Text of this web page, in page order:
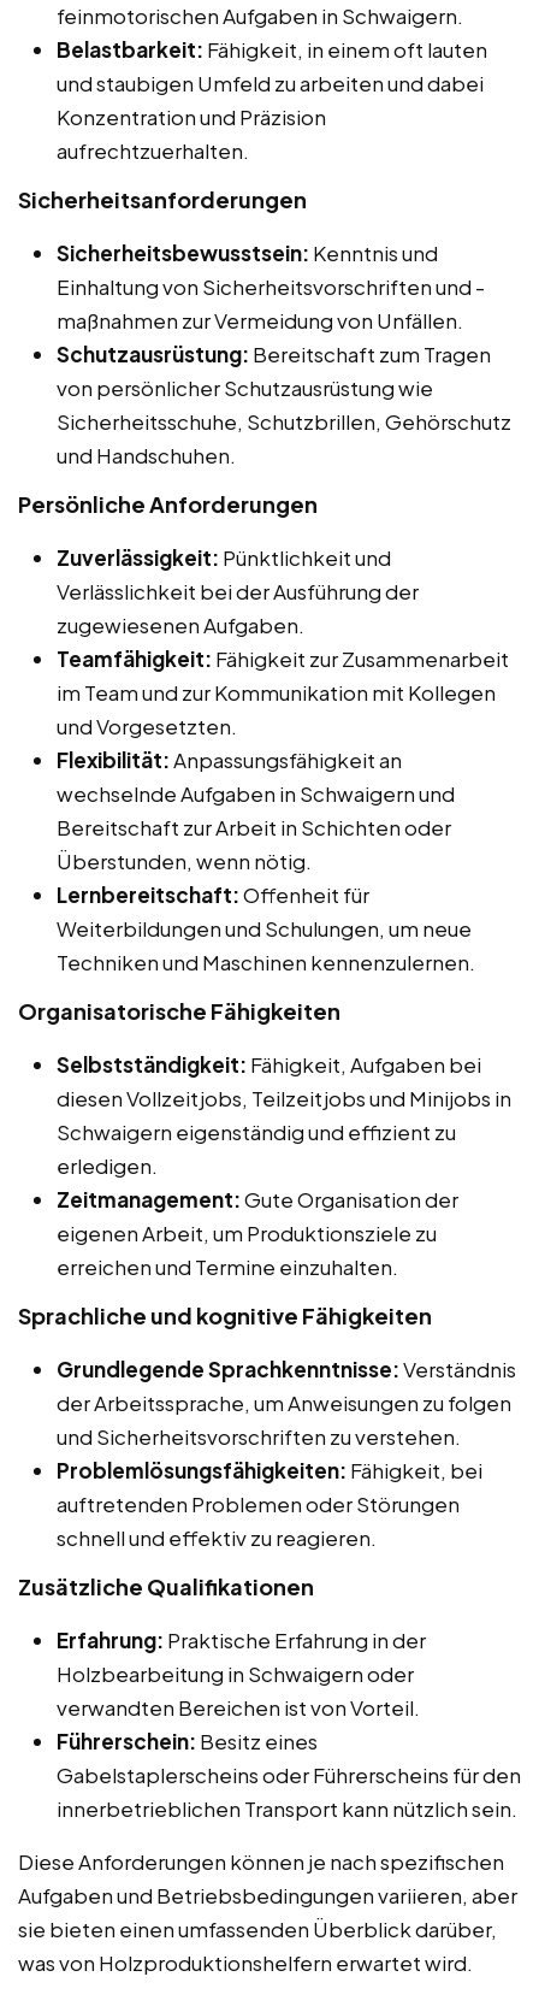
feinmotorischen Aufgaben in Schwaigern.
Belastbarkeit: Fähigkeit, in einem oft lauten
und staubigen Umfeld zu arbeiten und dabei
Konzentration und Präzision
aufrechtzuerhalten.
Sicherheitsanforderungen
Sicherheitsbewusstsein: Kenntnis und
Einhaltung von Sicherheitsvorschriften und -
maßnahmen zur Vermeidung von Unfällen.
Schutzausrüstung: Bereitschaft zum Tragen
von persönlicher Schutzausrüstung wie
Sicherheitsschuhe, Schutzbrillen, Gehörschutz
und Handschuhen.
Persönliche Anforderungen
Zuverlässigkeit: Pünktlichkeit und
Verlässlichkeit bei der Ausführung der
zugewiesenen Aufgaben.
Teamfähigkeit: Fähigkeit zur Zusammenarbeit
im Team und zur Kommunikation mit Kollegen
und Vorgesetzten.
Flexibilität:Anpassungsfähigkeit an
wechselnde Aufgaben in Schwaigern und
Bereitschaft zur Arbeit in Schichten oder
Überstunden, wenn nötig.
Lernbereitschaft:Offenheit für
Weiterbildungen und Schulungen, um neue
Techniken und Maschinen kennenzulernen.
Organisatorische Fähigkeiten
Selbstständigkeit: Fähigkeit, Aufgaben bei
diesen Vollzeitjobs, Teilzeitjobs und Minijobs in
Schwaigern eigenständig und effizient zu
erledigen.
Zeitmanagement:Gute Organisation der
eigenen Arbeit, um Produktionsziele zu
erreichen und Termine einzuhalten.
Sprachliche und kognitive Fähigkeiten
Grundlegende Sprachkenntnisse:Verständnis
der Arbeitssprache, um Anweisungen zu folgen
und Sicherheitsvorschriften zu verstehen.
Problemlösungsfähigkeiten: Fähigkeit, bei
auftretenden Problemen oder Störungen
schnell und effektiv zu reagieren.
Zusätzliche Qualifikationen
Erfahrung: Praktische Erfahrung in der
Holzbearbeitung in Schwaigern oder
verwandten Bereichen ist von Vorteil.
Führerschein: Besitz eines
Gabelstaplerscheins oder Führerscheins für den
innerbetrieblichen Transport kann nützlich sein.
Diese Anforderungen können je nach spezifischen
Aufgaben und Betriebsbedingungen variieren, aber
sie bieten einen umfassenden Überblick darüber,
was von Holzproduktionshelfern erwartet wird.